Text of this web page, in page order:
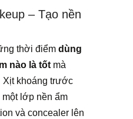
– Tạo nền
thời điểm dùng
nào là tốtmà
Xịt khoáng trước
một lớp nền ẩm
và concealer lên